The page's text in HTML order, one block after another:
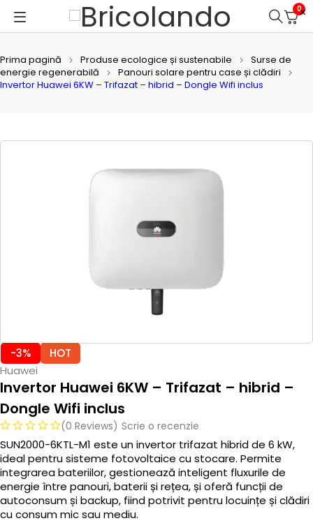
0
Prima pagină Produse ecologice și sustenabile
Surse de
energie regenerabilă
Panouri solare pentru case și clădiri
Invertor Huawei 6KW – Trifazat – hibrid – Dongle Wifi inclus
-3%
HOT
Huawei
Invertor Huawei 6KW – Trifazat – hibrid –
Dongle Wifi inclus
(0 Reviews) Scrie o recenzie
SUN2000-6KTL-M1 este un invertor trifazat hibrid de 6 kW,
ideal pentru sisteme fotovoltaice cu stocare. Permite
integrarea bateriilor, gestionează inteligent fluxurile de
energie între panouri, baterii și rețea, și oferă funcții de
autoconsum și backup, fiind potrivit pentru locuințe și clădiri
cu consum mic sau mediu.